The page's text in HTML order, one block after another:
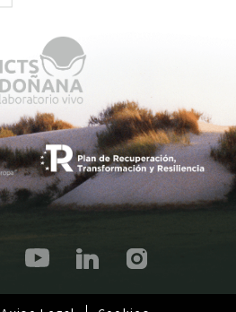
ú
p
r
i
n
c
p
a
l